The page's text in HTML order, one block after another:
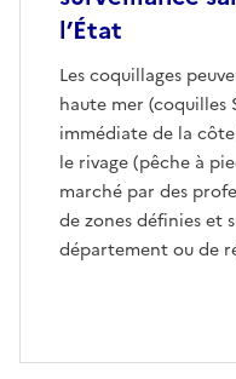
l’État
Les coquillages
haute mer (coquilles
immédiate de la
le rivage (pêche à
marché par des
de zones définies et
département ou de